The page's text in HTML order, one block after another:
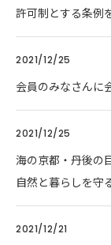
許可制とする条例
2021/12/25
会員のみなさんに
2021/12/25
海の京都・丹後の
自然と暮らしを守
2021/12/21